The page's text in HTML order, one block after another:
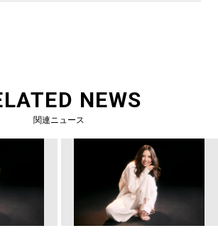
NEWS
関連ニュース